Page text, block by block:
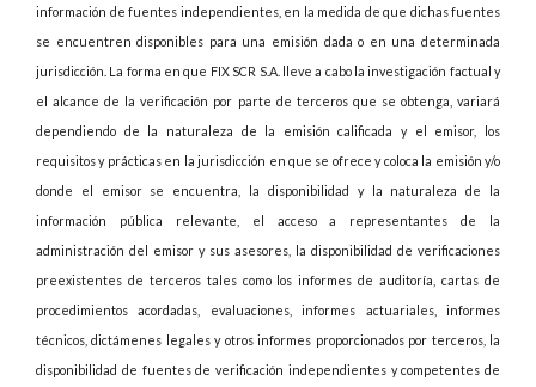
información de fuentes independientes, en la medida de que dichas fuentes
se encuentren disponibles para una emisión dada o en una determinada
jurisdicción. La forma en que FIX SCR S.A. lleve a cabo la investigación factual y
el alcance de la verificación por parte de terceros que se obtenga, variará
dependiendo de la naturaleza de la emisión calificada y el emisor, los
requisitos y prácticas en la jurisdicción en que se ofrece y coloca la emisión y/o
donde el emisor se encuentra, la disponibilidad y la naturaleza de la
información pública relevante, el acceso a representantes de la
administración del emisor y sus asesores, la disponibilidad de verificaciones
preexistentes de terceros tales como los informes de auditoría, cartas de
procedimientos acordadas, evaluaciones, informes actuariales, informes
técnicos, dictámenes legales y otros informes proporcionados por terceros, la
disponibilidad de fuentes de verificación independientes y competentes de